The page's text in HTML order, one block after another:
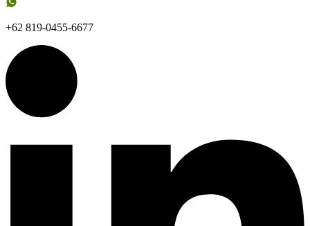
+62 819-0455-6677